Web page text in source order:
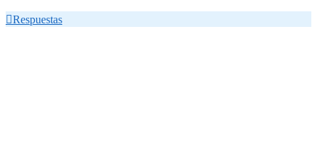
Respuestas